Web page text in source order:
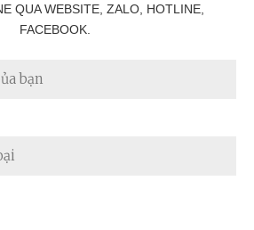
QUA WEBSITE, ZALO, HOTLINE,
FACEBOOK.